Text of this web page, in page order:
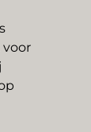
voor